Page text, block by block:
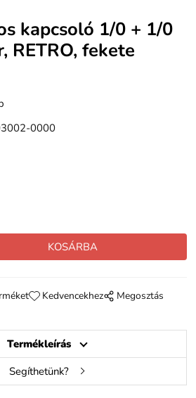
kapcsoló 1/0 + 1/0
RETRO, fekete
0000
Kedvencekhez Megosztás
Termékleírás
Segíthetünk?